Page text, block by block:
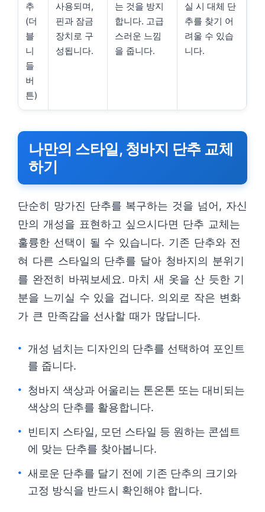
추
(더
블
니
들
버
튼)
사용되며,
핀과 잠금
장치로 구
성됩니다.
는 것을 방지
합니다. 고급
스러운 느낌
을 줍니다.
실 시 대체 단
추를 찾기 어
려울 수 있습
니다.
나만의 스타일, 청바지 단추 교체
하기
단순히 망가진 단추를 복구하는 것을 넘어, 자신
만의 개성을 표현하고 싶으시다면 단추 교체는
훌륭한 선택이 될 수 있습니다. 기존 단추와 전
혀 다른 스타일의 단추를 달아 청바지의 분위기
를 완전히 바꿔보세요. 마치 새 옷을 산 듯한 기
분을 느끼실 수 있을 겁니다. 의외로 작은 변화
가 큰 만족감을 선사할 때가 많답니다.
개성 넘치는 디자인의 단추를 선택하여 포인트
를 줍니다.
청바지 색상과 어울리는 톤온톤 또는 대비되는
색상의 단추를 활용합니다.
빈티지 스타일, 모던 스타일 등 원하는 콘셉트
에 맞는 단추를 찾아봅니다.
새로운 단추를 달기 전에 기존 단추의 크기와
고정 방식을 반드시 확인해야 합니다.